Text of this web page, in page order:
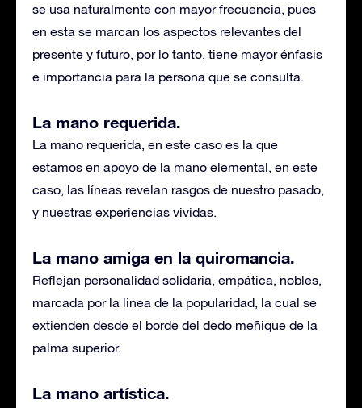
se usa naturalmente con mayor frecuencia, pues
en esta se marcan los aspectos relevantes del
presente y futuro, por lo tanto, tiene mayor énfasis
e importancia para la persona que se consulta.
La mano requerida.
La mano requerida, en este caso es la que
estamos en apoyo de la mano elemental, en este
caso, las líneas revelan rasgos de nuestro pasado,
y nuestras experiencias vividas.
La mano amiga en la quiromancia.
Reflejan personalidad solidaria, empática, nobles,
marcada por la linea de la popularidad, la cual se
extienden desde el borde del dedo meñique de la
palma superior.
La mano artística.